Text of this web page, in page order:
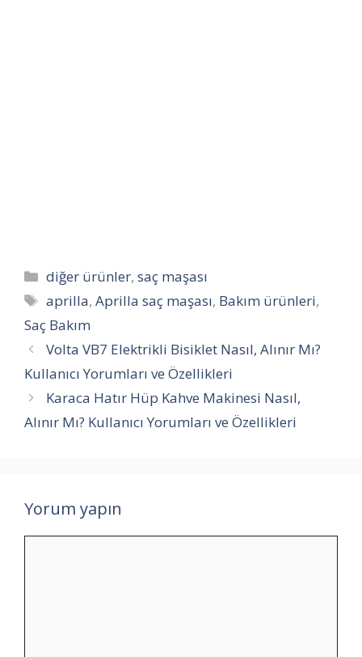
Kategoriler
diğer ürünler,saç maşası
Etiketler
aprilla,Aprilla saç maşası, Bakım ürünleri,
Saç Bakım
Volta VB7 Elektrikli Bisiklet Nasıl, Alınır Mı?
Kullanıcı Yorumları ve Özellikleri
Karaca Hatır Hüp Kahve Makinesi Nasıl,
Alınır Mı? Kullanıcı Yorumları ve Özellikleri
Yorum yapın